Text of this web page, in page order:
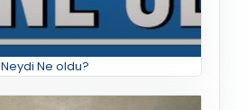
Neydi Ne oldu?